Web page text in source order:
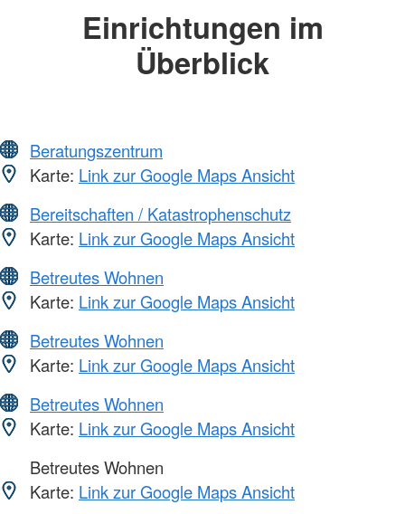
Einrichtungen im
Überblick
Beratungszentrum
Karte: Link zur Google Maps Ansicht
Bereitschaften / Katastrophenschutz
Karte: Link zur Google Maps Ansicht
Betreutes Wohnen
Karte: Link zur Google Maps Ansicht
Betreutes Wohnen
Karte: Link zur Google Maps Ansicht
Betreutes Wohnen
Karte: Link zur Google Maps Ansicht
Betreutes Wohnen
Karte: Link zur Google Maps Ansicht